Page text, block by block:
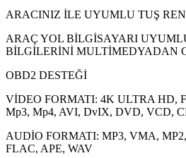
ARACINIZ İLE UYUMLU TUŞ
ARAÇ YOL BİLGİSAYARI
BİLGİLERİNİ MULTİMEDYADAN
OBD2 DESTEĞİ
VİDEO FORMATI: 4K ULTRA HD,
Mp3, Mp4, AVI, DvIX, DVD, VCD,
AUDİO FORMATI: MP3, VMA,
FLAC, APE, WAV